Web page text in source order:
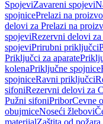
SpojeviZavareni spojevi
spojnicePrelazi na
delovi za Prelazi na
spojeviRezervni delovi
spojeviPrirubni priključci
Priključci za aparate
kolenaPriključne spojnice
spojniceRavni priključci
sifoniRezervni delovi za
Pužni sifoniPriborCevne
obujmiceNoseći žlebovi
materijalZaštita od